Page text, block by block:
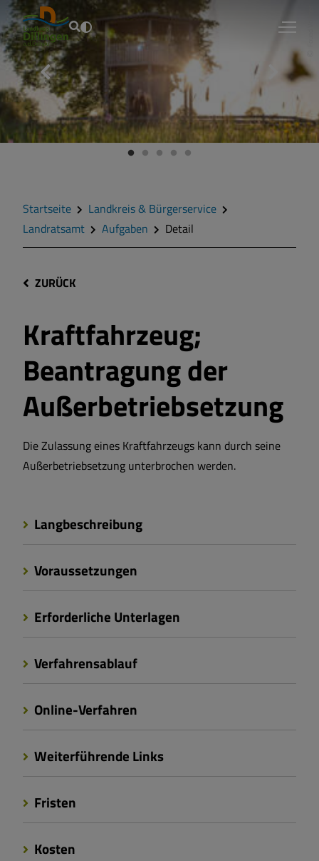
Fouad Vollmer
Startseite
Landkreis & Bürgerservice
Landratsamt
Aufgaben Detail
ZURÜCK
Kraftfahrzeug;
Beantragung der
Außerbetriebsetzung
Die Zulassung eines Kraftfahrzeugs kann durch seine
Außerbetriebsetzung unterbrochen werden.
Langbeschreibung
Voraussetzungen
Erforderliche Unterlagen
Verfahrensablauf
Online-Verfahren
Weiterführende Links
Fristen
Kosten